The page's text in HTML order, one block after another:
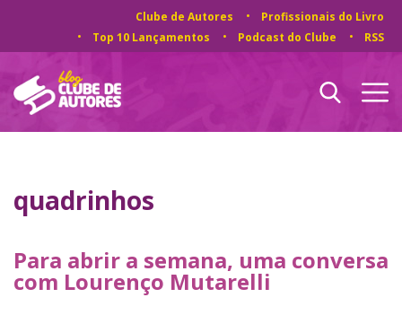
Clube de Autores
Profissionais do Livro
Top 10 Lançamentos
Podcast do Clube RSS
quadrinhos
Para abrir a semana, uma conversa
com Lourenço Mutarelli